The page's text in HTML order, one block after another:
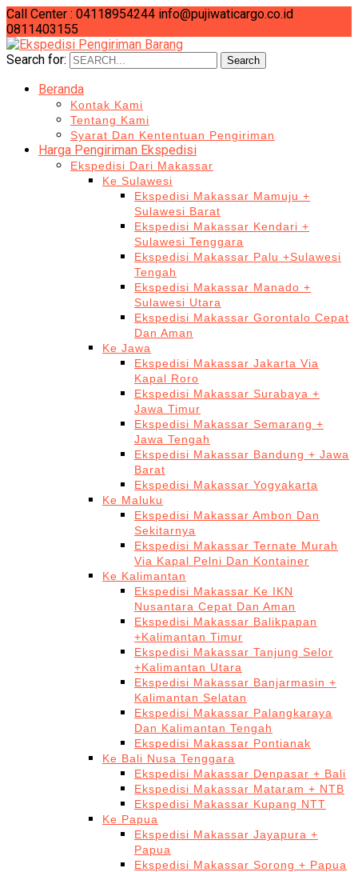
Call Center : 04118954244 info@pujiwaticargo.co.id
0811403155
Search for:
Search
Beranda
Kontak Kami
Tentang Kami
Syarat Dan Kententuan Pengiriman
Harga Pengiriman Ekspedisi
Ekspedisi Dari Makassar
Ke Sulawesi
Ekspedisi Makassar Mamuju +
Sulawesi Barat
Ekspedisi Makassar Kendari +
Sulawesi Tenggara
Ekspedisi Makassar Palu +Sulawesi
Tengah
Ekspedisi Makassar Manado +
Sulawesi Utara
Ekspedisi Makassar Gorontalo Cepat
Dan Aman
Ke Jawa
Ekspedisi Makassar Jakarta Via
Kapal Roro
Ekspedisi Makassar Surabaya +
Jawa Timur
Ekspedisi Makassar Semarang +
Jawa Tengah
Ekspedisi Makassar Bandung + Jawa
Barat
Ekspedisi Makassar Yogyakarta
Ke Maluku
Ekspedisi Makassar Ambon Dan
Sekitarnya
Ekspedisi Makassar Ternate Murah
Via Kapal Pelni Dan Kontainer
Ke Kalimantan
Ekspedisi Makassar Ke IKN
Nusantara Cepat Dan Aman
Ekspedisi Makassar Balikpapan
+Kalimantan Timur
Ekspedisi Makassar Tanjung Selor
+Kalimantan Utara
Ekspedisi Makassar Banjarmasin +
Kalimantan Selatan
Ekspedisi Makassar Palangkaraya
Dan Kalimantan Tengah
Ekspedisi Makassar Pontianak
Ke Bali Nusa Tenggara
Ekspedisi Makassar Denpasar + Bali
Ekspedisi Makassar Mataram + NTB
Ekspedisi Makassar Kupang NTT
Ke Papua
Ekspedisi Makassar Jayapura +
Papua
Ekspedisi Makassar Sorong + Papua